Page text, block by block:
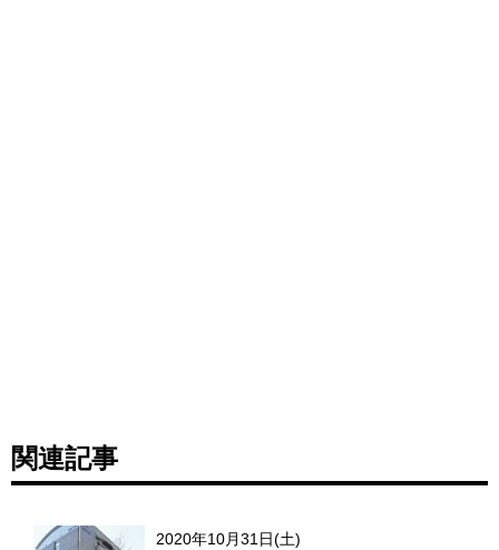
関連記事
2020年10月31日(土)